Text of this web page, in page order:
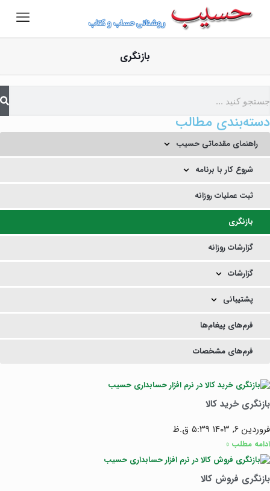
بازنگری
دسته‌بندی مطالب
راهنمای مقدماتی حسیب
شروع کار با برنامه
ثبت عملیات روزانه
بازنگری
گزارشات روزانه
گزارشات
پشتیبانی
فرم‌های پیغام‌ها
فرم‌های مشخصات
بازنگری خرید کالا
فروردین ۶, ۱۴۰۳
۵:۳۹ ق.ظ
ادامه مطلب »
بازنگری فروش کالا